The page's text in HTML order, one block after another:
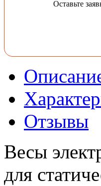
Оставьте
Отзывы
Весы
для